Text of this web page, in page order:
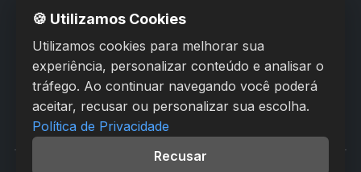
vem pela manhã.
SALMOS 30:5
Compartilhar pelo WhatsApp
🍪 Utilizamos Cookies
Utilizamos cookies para melhorar sua
experiência, personalizar conteúdo e analisar o
tráfego. Ao continuar navegando você poderá
aceitar, recusar ou personalizar sua escolha.
Política de Privacidade
Recusar